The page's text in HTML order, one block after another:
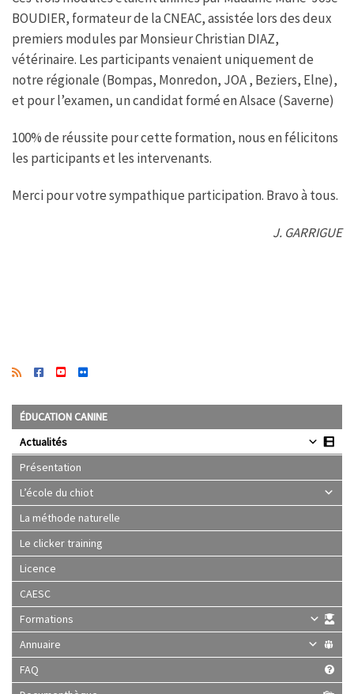
BOUDIER, formateur de la CNEAC, assistée lors des deux
premiers modules par Monsieur Christian DIAZ,
vétérinaire. Les participants venaient uniquement de
notre régionale (Bompas, Monredon, JOA , Beziers, Elne),
et pour l’examen, un candidat formé en Alsace (Saverne)
100% de réussite pour cette formation, nous en félicitons
les participants et les intervenants.
Merci pour votre sympathique participation. Bravo à tous.
J. GARRIGUE
ÉDUCATION CANINE
Actualités
Présentation
L’école du chiot
La méthode naturelle
Le clicker training
Licence
CAESC
Formations
Annuaire
FAQ